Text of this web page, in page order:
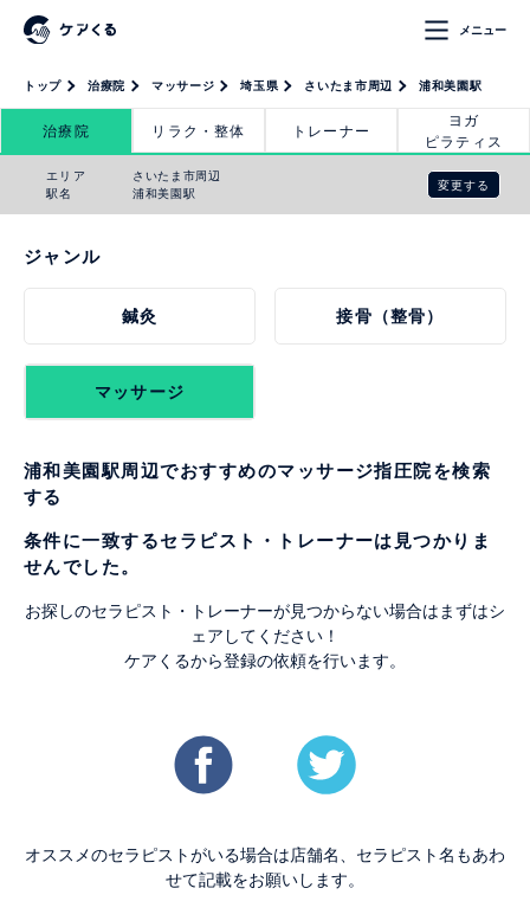
メニュー
トップ 治療院 マッサージ 埼玉県 さいたま市周辺 浦和美園駅
治療院 リラク・整体 トレーナー
ヨガ
ピラティス
エリア
駅名
さいたま市周辺
浦和美園駅
変更する
ジャンル
鍼灸 接骨（整骨）
マッサージ
浦和美園駅周辺でおすすめのマッサージ指圧院を検索
する
条件に一致するセラピスト・トレーナーは見つかりま
せんでした。
お探しのセラピスト・トレーナーが見つからない場合はまずはシ
ェアしてください！
ケアくるから登録の依頼を行います。
オススメのセラピストがいる場合は店舗名、セラピスト名もあわ
せて記載をお願いします。